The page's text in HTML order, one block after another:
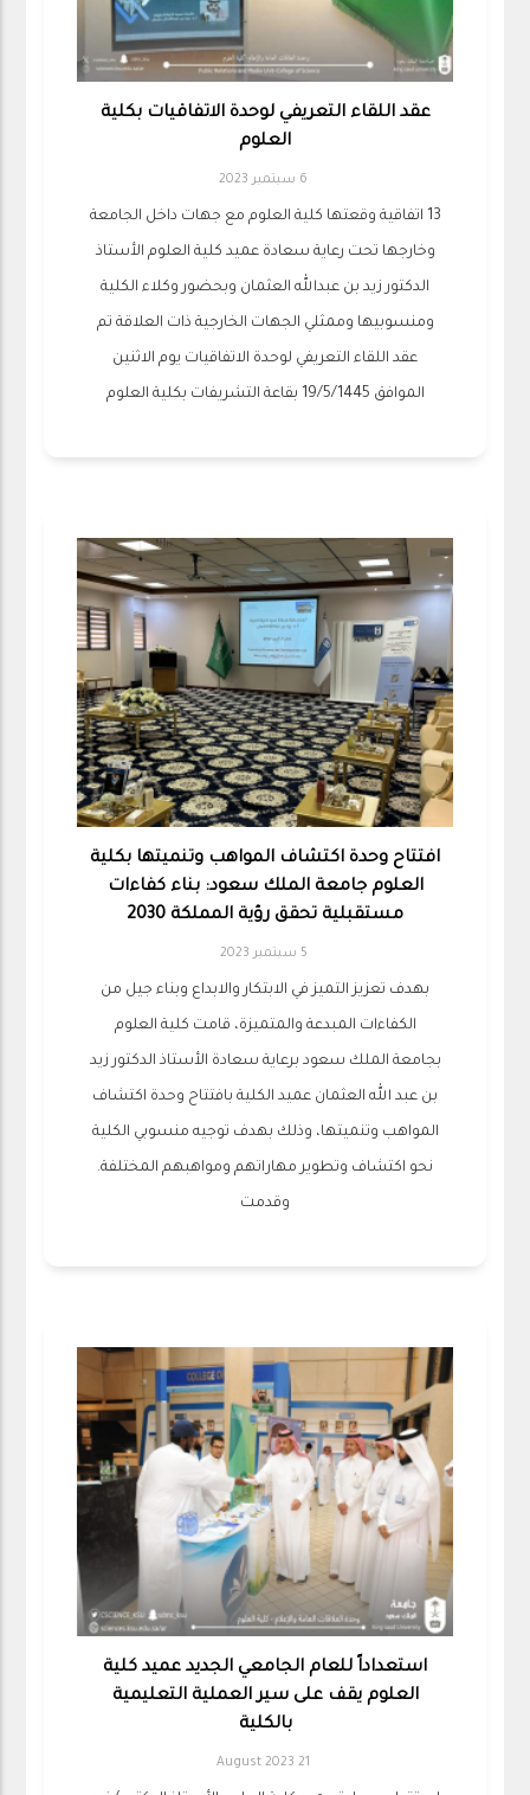
عقد اللقاء التعريفي لوحدة الاتفاقيات بكلية
العلوم
6 سبتمبر 2023
13 اتفاقية وقعتها كلية العلوم مع جهات داخل الجامعة
وخارجها تحت رعاية سعادة عميد كلية العلوم الأستاذ
الدكتور زيد بن عبدالله العثمان وبحضور وكلاء الكلية
ومنسوبيها وممثلي الجهات الخارجية ذات العلاقة تم
عقد اللقاء التعريفي لوحدة الاتفاقيات يوم الاثنين
الموافق 19/5/1445 بقاعة التشريفات بكلية العلوم
افتتاح وحدة اكتشاف المواهب وتنميتها بكلية
العلوم جامعة الملك سعود: بناء كفاءات
مستقبلية تحقق رؤية المملكة 2030
5 سبتمبر 2023
بهدف تعزيز التميز في الابتكار والابداع وبناء جيل من
الكفاءات المبدعة والمتميزة، قامت كلية العلوم
بجامعة الملك سعود برعاية سعادة الأستاذ الدكتور زيد
بن عبد الله العثمان عميد الكلية بافتتاح وحدة اكتشاف
المواهب وتنميتها، وذلك بهدف توجيه منسوبي الكلية
نحو اكتشاف وتطوير مهاراتهم ومواهبهم المختلفة.
وقدمت
استعداداً للعام الجامعي الجديد عميد كلية
العلوم يقف على سير العملية التعليمية
بالكلية
21 August 2023